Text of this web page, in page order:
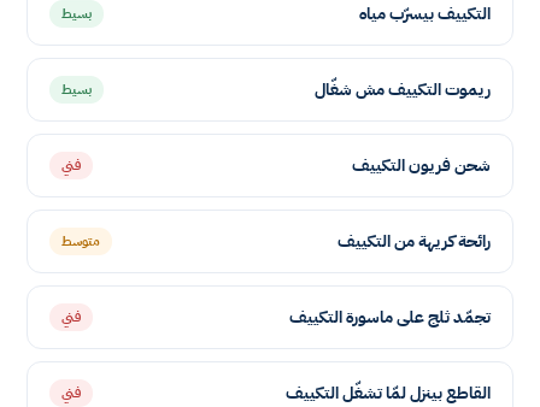
التكييف بيسرّب مياه بسيط
ريموت التكييف مش شغّال بسيط
شحن فريون التكييف فني
رائحة كريهة من التكييف متوسط
تجمّد ثلج على ماسورة التكييف فني
القاطع بينزل لمّا تشغّل التكييف فني